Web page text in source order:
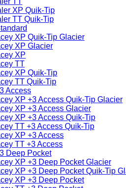
XP Quik-Tip
TT Quik-Tip
XP Quik-Tip Glacier
XP Glacier
XP
TT
XP Quik-Tip
TT Quik-Tip
Access
XP +3 Access Quik-Tip Glacier
XP +3 Access Glacier
XP +3 Access Quik-Tip
TT +3 Access Quik-Tip
XP +3 Access
TT +3 Access
Deep Pocket
XP +3 Deep Pocket Glacier
XP +3 Deep Pocket Quik-Tip
XP +3 Deep Pocket